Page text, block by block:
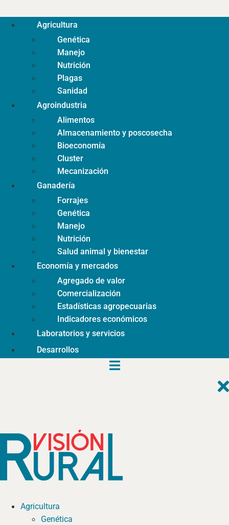
Agricultura
Genética
Manejo
Nutrición
Plagas
Sanidad
Agroindustria
Alimentos
Almacenamiento y poscosecha
Bioeconomía
Cluster
Mecanización
Ganadería
Forrajes
Genética
Manejo
Nutrición
Salud animal y bienestar
Economía y mercados
Agregado de valor
Comercialización
Estadísticas agropecuarias
Indicadores económicos
Laboratorios y servicios
Desarrollos
Agricultura
Genética